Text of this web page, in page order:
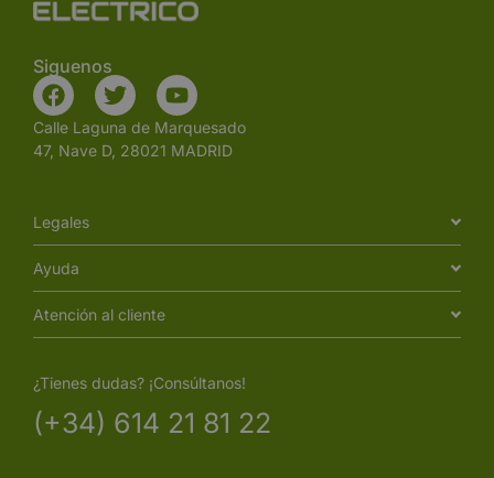
Siguenos
Calle Laguna de Marquesado
47, Nave D, 28021 MADRID
Legales
Ayuda
Atención al cliente
¿Tienes dudas? ¡Consúltanos!
(+34) 614 21 81 22